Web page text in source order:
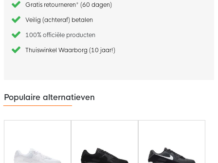
Gratis retourneren* (60 dagen)
Veilig (achteraf) betalen
100% officiële producten
Thuiswinkel Waarborg (10 jaar!)
Populaire alternatieven